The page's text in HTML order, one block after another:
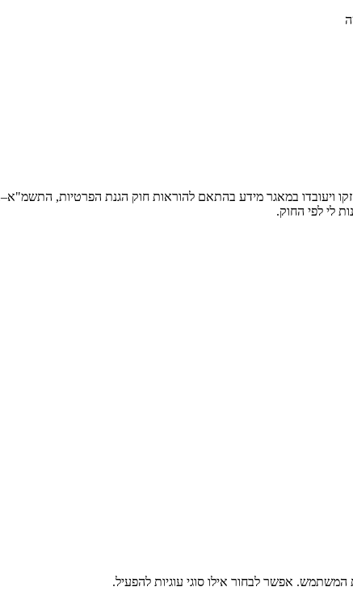
בהתאם להוראות חוק הגנת הפרטיות, התשמ"א–1981 (כולל תיקון 13), ולמטרות המפורטות ב
לי לפי החוק.
אפשר לבחור אילו סוגי עוגיות להפעיל.